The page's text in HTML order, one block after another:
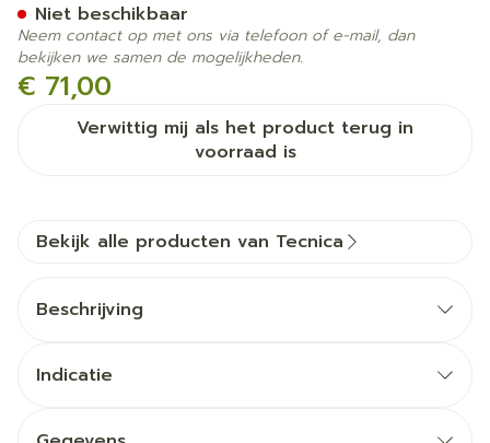
€ 71,00
Verwittig mij als het product terug in
voorraad is
Niet beschikbaar
Neem contact op met ons via telefoon of e-mail, dan
bekijken we samen de mogelijkheden.
Bekijk alle producten van Tecnica
Beschrijving
Indicatie